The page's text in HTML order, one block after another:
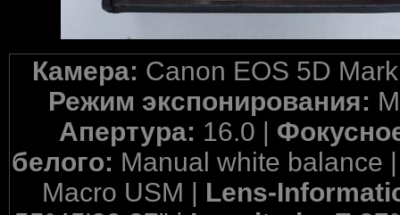
Камера: Canon EOS 5D
Режим экспонирования:
Апертура: 16.0 |
белого: Manual white balance
Macro USM | Lens-